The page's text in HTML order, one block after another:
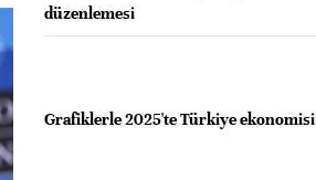
düzenlemesi
Grafiklerle 2025'te Türkiye ekonomisi